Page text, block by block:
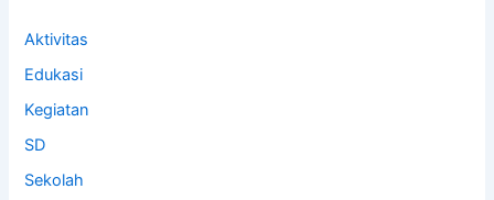
Aktivitas
Edukasi
Kegiatan
SD
Sekolah